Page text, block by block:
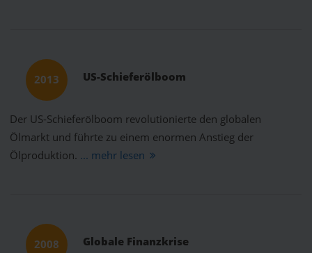
2013 US-Schieferölboom
Der US-Schieferölboom revolutionierte den globalen
Ölmarkt und führte zu einem enormen Anstieg der
Ölproduktion. ... mehr lesen
2008 Globale Finanzkrise